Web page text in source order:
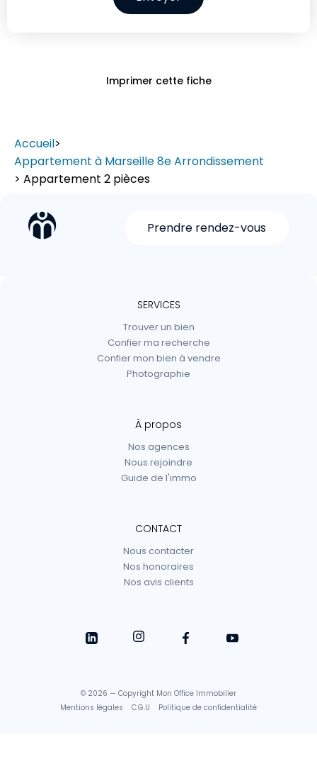
Imprimer cette fiche
Accueil>
Appartement à Marseille 8e Arrondissement
> Appartement 2 pièces
Prendre rendez-vous
SERVICES
Trouver un bien
Confier ma recherche
Confier mon bien à vendre
Photographie
À propos
Nos agences
Nous rejoindre
Guide de l'immo
CONTACT
Nous contacter
Nos honoraires
Nos avis clients
© 2026 — Copyright Mon Office Immobilier
Mentions légales
C.G.U Politique de confidentialité